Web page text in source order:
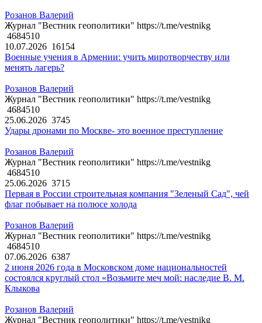
Розанов Валерий
Журнал "Вестник геополитики" https://t.me/vestnikg
4684510
10.07.2026 16154
Военные учения в Армении: учить миротворчеству или
менять лагерь?
Розанов Валерий
Журнал "Вестник геополитики" https://t.me/vestnikg
4684510
25.06.2026 3745
Удары дронами по Москве- это военное преступление
Розанов Валерий
Журнал "Вестник геополитики" https://t.me/vestnikg
4684510
25.06.2026 3715
Первая в России строительная компания "Зеленый Сад", чей
флаг побывает на полюсе холода
Розанов Валерий
Журнал "Вестник геополитики" https://t.me/vestnikg
4684510
07.06.2026 6387
2 июня 2026 года в Московском доме национальностей
состоялся круглый стол «Возьмите меч мой: наследие В. М.
Клыкова
Розанов Валерий
Журнал "Вестник геополитики" https://t.me/vestnikg